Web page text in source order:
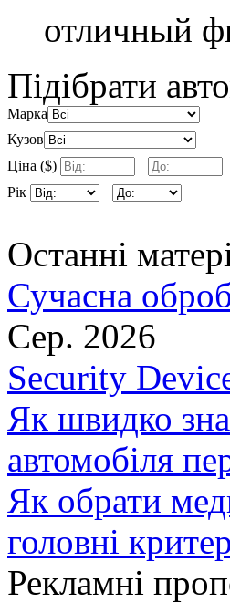
отличный
Підібрати
Марка
Кузов
Ціна ($)
Рік
Останні
Сучасна
Сер. 2026
Security
Як швидко
автомобіля
Як обрати
головні
Рекламні